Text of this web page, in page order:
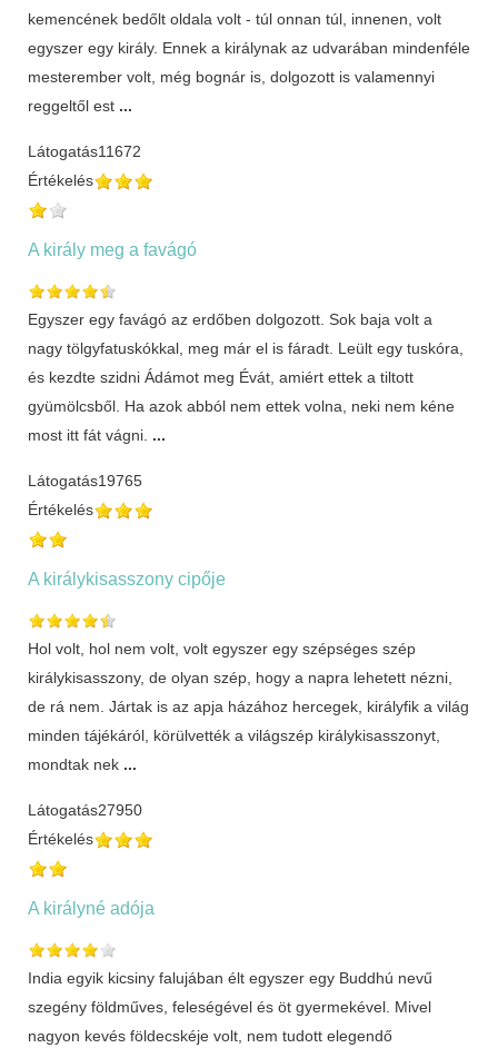
kemencének bedőlt oldala volt - túl onnan túl, innenen, volt
egyszer egy király. Ennek a királynak az udvarában mindenféle
mesterember volt, még bognár is, dolgozott is valamennyi
reggeltől est ...
Látogatás11672
Értékelés
A király meg a favágó
Egyszer egy favágó az erdőben dolgozott. Sok baja volt a
nagy tölgyfatuskókkal, meg már el is fáradt. Leült egy tuskóra,
és kezdte szidni Ádámot meg Évát, amiért ettek a tiltott
gyümölcsből. Ha azok abból nem ettek volna, neki nem kéne
most itt fát vágni. ...
Látogatás19765
Értékelés
A királykisasszony cipője
Hol volt, hol nem volt, volt egyszer egy szépséges szép
királykisasszony, de olyan szép, hogy a napra lehetett nézni,
de rá nem. Jártak is az apja házához hercegek, királyfik a világ
minden tájékáról, körülvették a világszép királykisasszonyt,
mondtak nek ...
Látogatás27950
Értékelés
A királyné adója
India egyik kicsiny falujában élt egyszer egy Buddhú nevű
szegény földműves, feleségével és öt gyermekével. Mivel
nagyon kevés földecskéje volt, nem tudott elegendő